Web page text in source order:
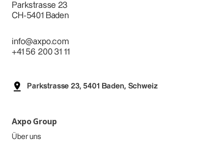
Parkstrasse 23
CH-5401 Baden
info@axpo.com
+41 56 200 31 11
Parkstrasse 23, 5401 Baden, Schweiz
Axpo Group
Über uns